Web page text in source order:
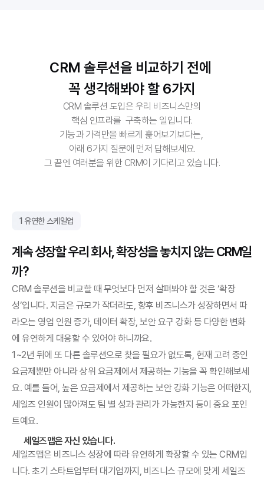
CRM 솔루션을 비교하기 전에
꼭 생각해봐야 할 6가지
CRM 솔루션 도입은 우리 비즈니스만의
핵심 인프라를  구축하는 일입니다.
기능과 가격만을 빠르게 훑어보기보다는,
아래 6가지 질문에 먼저 답해보세요.
그 끝엔 여러분을 위한 CRM이 기다리고 있습니다.
1 유연한 스케일업
계속 성장할 우리 회사, 확장성을 놓치지 않는 CRM일
까?
CRM 솔루션을 비교할 때 무엇보다 먼저 살펴봐야 할 것은 ‘확장
성’입니다. 지금은 규모가 작더라도, 향후 비즈니스가 성장하면서 따
라오는 영업 인원 증가, 데이터 확장, 보안 요구 강화 등 다양한 변화
에 유연하게 대응할 수 있어야 하니까요.
1~2년 뒤에 또 다른 솔루션으로 찾을 필요가 없도록, 현재 고려 중인
요금제뿐만 아니라 상위 요금제에서 제공하는 기능을 꼭 확인해보세
요. 예를 들어, 높은 요금제에서 제공하는 보안 강화 기능은 어떠한지,
세일즈 인원이 많아져도 팀 별 성과 관리가 가능한지 등이 중요 포인
트예요.
세일즈맵은 자신 있습니다.
세일즈맵은 비즈니스 성장에 따라 유연하게 확장할 수 있는 CRM입
니다. 초기 스타트업부터 대기업까지, 비즈니스 규모에 맞게 세일즈